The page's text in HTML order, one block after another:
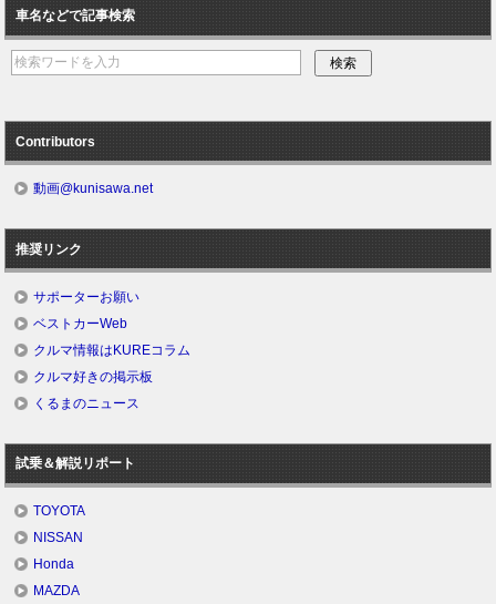
車名などで記事検索
Contributors
動画@kunisawa.net
推奨リンク
サポーターお願い
ベストカーWeb
クルマ情報はKUREコラム
クルマ好きの掲示板
くるまのニュース
試乗＆解説リポート
TOYOTA
NISSAN
Honda
MAZDA